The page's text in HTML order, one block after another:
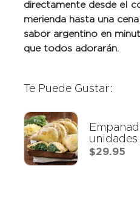
directamente desde el
merienda hasta una
sabor argentino en
que todos adorarán.
Te Puede Gustar:
unidades
$29.95